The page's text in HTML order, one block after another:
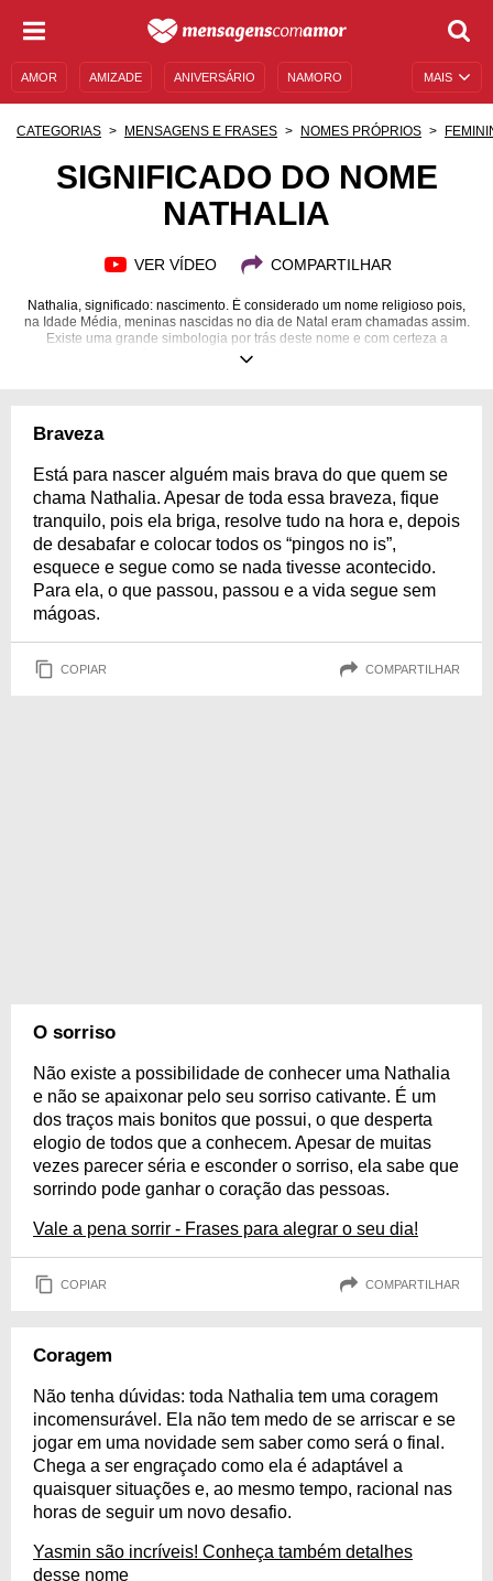
MAIS
AMOR AMIZADE ANIVERSÁRIO NAMORO
MENSAGENS DE ANIVERSÁRIO
CATEGORIAS MENSAGENS E FRASES NOMES PRÓPRIOS
SIGNIFICADO DO NOME
NATHALIA
VER VÍDEO COMPARTILHAR
Nathalia, significado: nascimento. É considerado um nome religioso pois,
na Idade Média, meninas nascidas no dia de Natal eram chamadas assim.
Existe uma grande simbologia por trás deste nome e com certeza a
Nathalia que você conhece irá se identificar em algumas das frases a
Braveza
Está para nascer alguém mais brava do que quem se
chama Nathalia. Apesar de toda essa braveza, fique
tranquilo, pois ela briga, resolve tudo na hora e, depois
de desabafar e colocar todos os “pingos no is”,
esquece e segue como se nada tivesse acontecido.
Para ela, o que passou, passou e a vida segue sem
mágoas.
COPIAR COMPARTILHAR
O sorriso
Não existe a possibilidade de conhecer uma Nathalia
e não se apaixonar pelo seu sorriso cativante. É um
dos traços mais bonitos que possui, o que desperta
elogio de todos que a conhecem. Apesar de muitas
vezes parecer séria e esconder o sorriso, ela sabe que
sorrindo pode ganhar o coração das pessoas.
Vale a pena sorrir - Frases para alegrar o seu dia!
COPIAR COMPARTILHAR
Coragem
Não tenha dúvidas: toda Nathalia tem uma coragem
incomensurável. Ela não tem medo de se arriscar e se
jogar em uma novidade sem saber como será o final.
Chega a ser engraçado como ela é adaptável a
quaisquer situações e, ao mesmo tempo, racional nas
horas de seguir um novo desafio.
Yasmin são incríveis! Conheça também detalhes
desse nome